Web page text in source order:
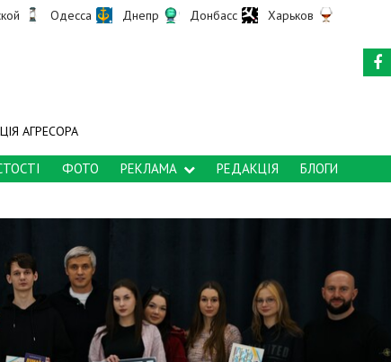
Одесса Днепр Донбасс Харьков
АГРЕСОРА
ФОТО РЕКЛАМА РЕДАКЦІЯ БЛОГИ